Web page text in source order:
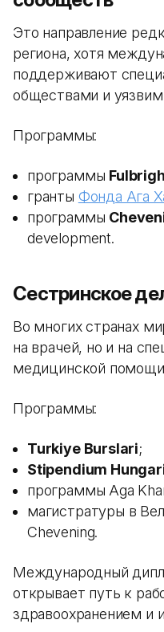
Это направление
региона, хотя
поддерживают
обществами и
Программы:
программы
гранты Фонда Ага
программы
development.
Сестринское
Во многих странах
на врачей, но и на
медицинской
Программы:
Turkiye Burslari;
Stipendium
программы Aga
магистратуры в
Chevening.
Международный
открывает путь к
здравоохранением и